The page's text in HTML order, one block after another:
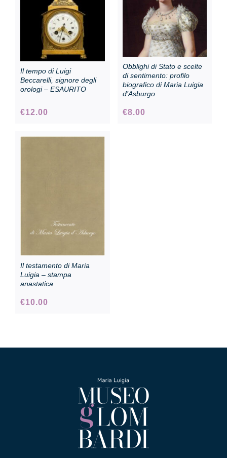
Il tempo di Luigi
Beccarelli, signore degli
orologi – ESAURITO
€12.00
Obblighi di Stato e scelte
di sentimento: profilo
biografico di Maria Luigia
d’Asburgo
€8.00
Il testamento di Maria
Luigia – stampa
anastatica
€10.00